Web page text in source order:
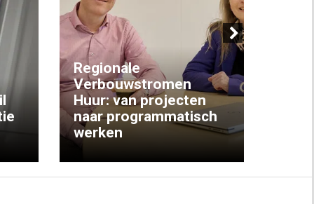
Regionale
Verbouwstromen
Huur: van projecten
naar programmatisch
werken
Next